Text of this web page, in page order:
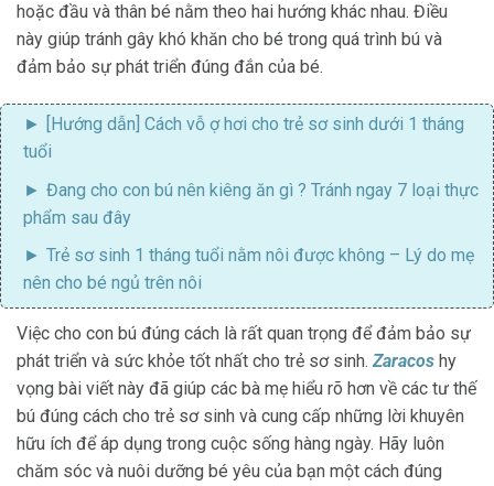
hoặc đầu và thân bé nằm theo hai hướng khác nhau. Điều
này giúp tránh gây khó khăn cho bé trong quá trình bú và
đảm bảo sự phát triển đúng đắn của bé.
[Hướng dẫn] Cách vỗ ợ hơi cho trẻ sơ sinh dưới 1 tháng
tuổi
Đang cho con bú nên kiêng ăn gì ? Tránh ngay 7 loại thực
phẩm sau đây
Trẻ sơ sinh 1 tháng tuổi nằm nôi được không – Lý do mẹ
nên cho bé ngủ trên nôi
Việc cho con bú đúng cách là rất quan trọng để đảm bảo sự
phát triển và sức khỏe tốt nhất cho trẻ sơ sinh.Zaracos hy
vọng bài viết này đã giúp các bà mẹ hiểu rõ hơn về các tư thế
bú đúng cách cho trẻ sơ sinh và cung cấp những lời khuyên
hữu ích để áp dụng trong cuộc sống hàng ngày. Hãy luôn
chăm sóc và nuôi dưỡng bé yêu của bạn một cách đúng